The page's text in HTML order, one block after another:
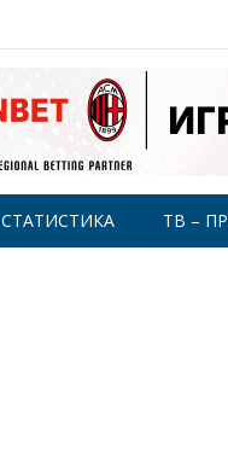
СТАТИСТИКА ТВ –